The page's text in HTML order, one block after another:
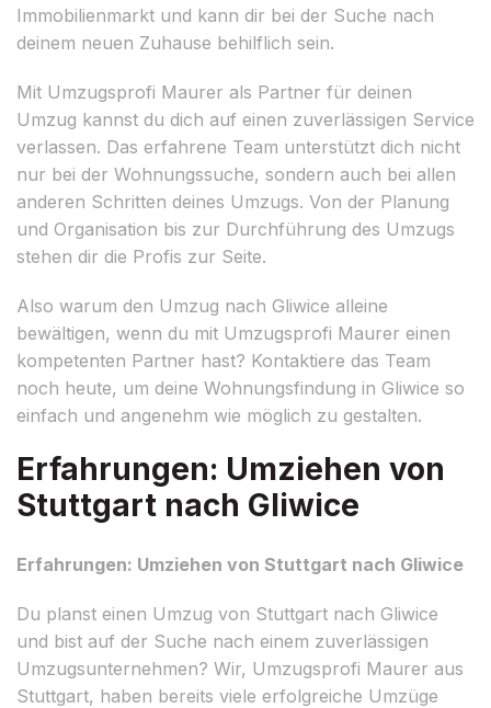
Immobilienmarkt und kann dir bei der Suche nach
deinem neuen Zuhause behilflich sein.
Mit Umzugsprofi Maurer als Partner für deinen
Umzug kannst du dich auf einen zuverlässigen Service
verlassen. Das erfahrene Team unterstützt dich nicht
nur bei der Wohnungssuche, sondern auch bei allen
anderen Schritten deines Umzugs. Von der Planung
und Organisation bis zur Durchführung des Umzugs
stehen dir die Profis zur Seite.
Also warum den Umzug nach Gliwice alleine
bewältigen, wenn du mit Umzugsprofi Maurer einen
kompetenten Partner hast? Kontaktiere das Team
noch heute, um deine Wohnungsfindung in Gliwice so
einfach und angenehm wie möglich zu gestalten.
Erfahrungen: Umziehen von
Stuttgart nach Gliwice
Erfahrungen: Umziehen von Stuttgart nach Gliwice
Du planst einen Umzug von Stuttgart nach Gliwice
und bist auf der Suche nach einem zuverlässigen
Umzugsunternehmen? Wir, Umzugsprofi Maurer aus
Stuttgart, haben bereits viele erfolgreiche Umzüge